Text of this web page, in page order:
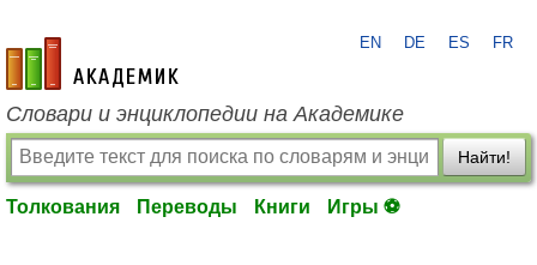
academic.ru
EN DE ES FR
Словари и энциклопедии на Академике
Найти!
Толкования Переводы Книги Игры ⚽